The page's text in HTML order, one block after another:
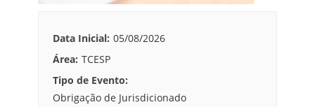
Data Inicial: 05/08/2026
Área: TCESP
Tipo de Evento:
Obrigação de Jurisdicionado